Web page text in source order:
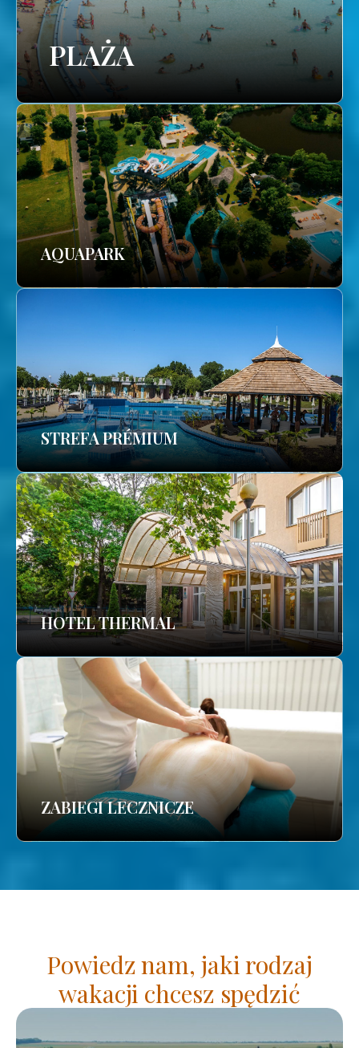
PLAŻA
AQUAPARK
STREFA PRÉMIUM
HOTEL THERMAL
ZABIEGI LECZNICZE
Powiedz nam, jaki rodzaj
wakacji chcesz spędzić